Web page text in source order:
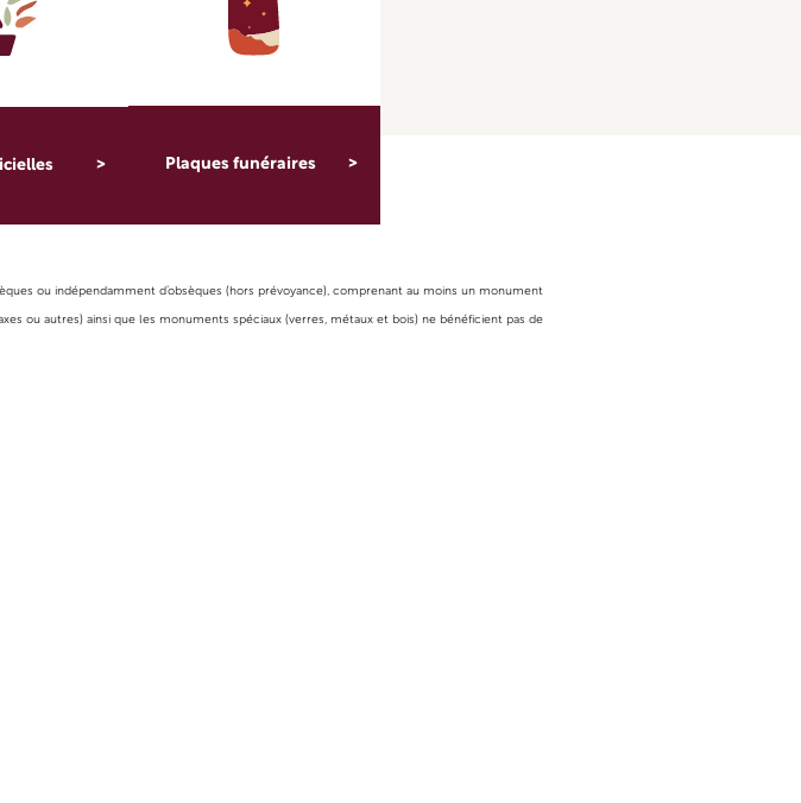
Plaques funéraires
ou indépendamment d’obsèques (hors prévoyance), comprenant au moins un monument
ou autres) ainsi que les monuments spéciaux (verres, métaux et bois) ne bénéficient pas de